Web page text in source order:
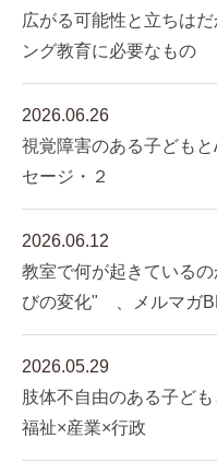
広がる可能性と立ちは
ング教育に必要なもの
2026.06.26
視覚障害のある子ども
セージ・２
2026.06.12
教室で何が起きている
びの変化" 、メルマガ
2026.05.29
肢体不自由のある子ど
福祉×産業×行政